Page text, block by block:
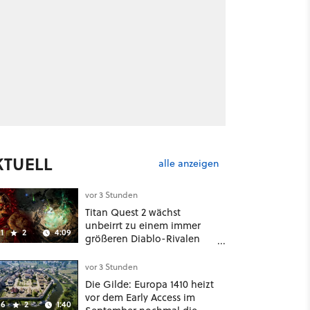
alle anzeigen
2 4:09
vor 3 Stunden
Titan Quest 2 wächst
unbeirrt zu einem immer
größeren Diablo-Rivalen
sogar eine richtige
Beschwörer-Klasse
2 1:40
vor 3 Stunden
Die Gilde: Europa 1410 heizt
vor dem Early Access im